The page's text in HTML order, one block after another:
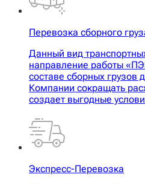
Перевозка сборного
Данный вид
направление работы
составе сборных грузов
Компании сокращать
создает выгодные
Экспресс-Перевозка